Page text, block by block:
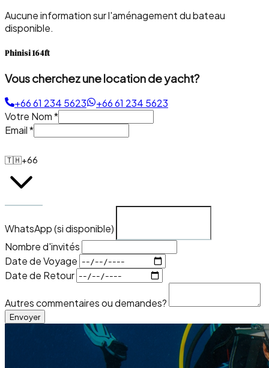
Aucune information sur l'aménagement du bateau
disponible.
Phinisi 164ft
Vous cherchez une location de yacht?
+66 61 234 5623
+66 61 234 5623
Votre Nom*
Email*
🇹🇭+66
WhatsApp (si disponible)
Nombre d'invités
Date de Voyage
Date de Retour
Autres commentaires ou demandes?
Envoyer